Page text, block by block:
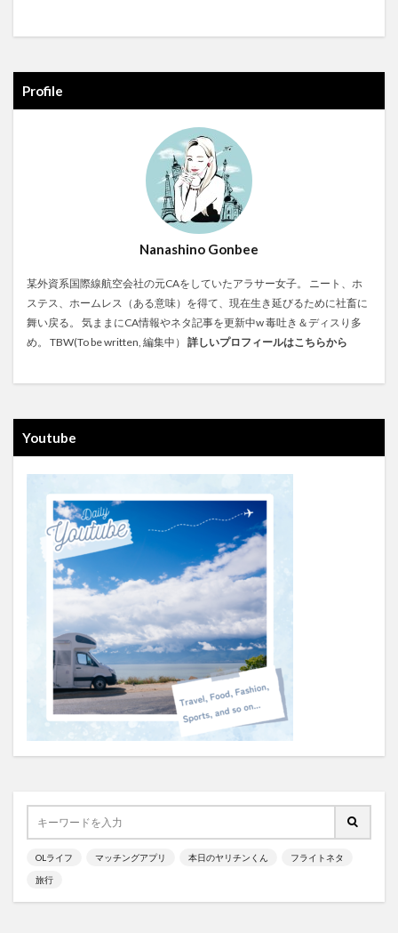
Profile
Nanashino Gonbee
某外資系国際線航空会社の元CAをしていたアラサー女子。 ニート、ホ
ステス、ホームレス（ある意味）を得て、現在生き延びるために社畜に
舞い戻る。 気ままにCA情報やネタ記事を更新中w 毒吐き＆ディスり多
め。 TBW(To be written, 編集中） 詳しいプロフィールはこちらから
Youtube
OLライフ マッチングアプリ 本日のヤリチンくん フライトネタ
旅行